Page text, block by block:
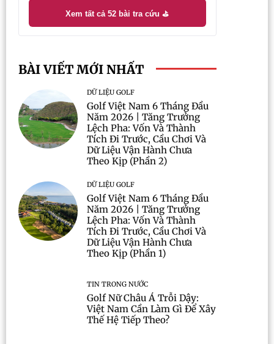
Xem tất cả 52 bài tra cứu ⛳
BÀI VIẾT MỚI NHẤT
DỮ LIỆU GOLF
Golf Việt Nam 6 Tháng Đầu
Năm 2026 | Tăng Trưởng
Lệch Pha: Vốn Và Thành
Tích Đi Trước, Cầu Chơi Và
Dữ Liệu Vận Hành Chưa
Theo Kịp (Phần 2)
DỮ LIỆU GOLF
Golf Việt Nam 6 Tháng Đầu
Năm 2026 | Tăng Trưởng
Lệch Pha: Vốn Và Thành
Tích Đi Trước, Cầu Chơi Và
Dữ Liệu Vận Hành Chưa
Theo Kịp (Phần 1)
TIN TRONG NƯỚC
Golf Nữ Châu Á Trỗi Dậy:
Việt Nam Cần Làm Gì Để Xây
Thế Hệ Tiếp Theo?